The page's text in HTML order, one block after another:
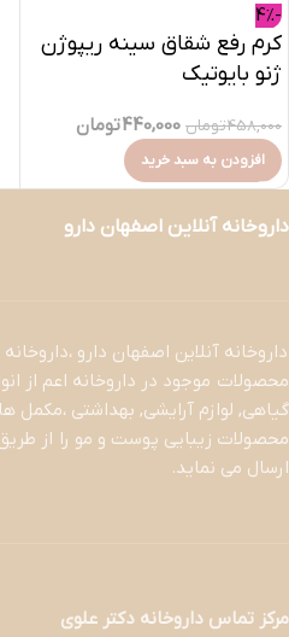
-4%
کرم رفع شقاق سینه ریپوژن
ژنو بایوتیک
458,000تومان 440,000تومان
افزودن به سبد خرید
داروخانه آنلاین اصفهان دارو
داروخانه آنلاین اصفهان دارو
محصولات موجود در داروخانه اعم از
گیاهی, لوازم آرایشی, بهداشتی ،مکمل
محصولات زیبایی پوست و مو را از
ارسال می نماید.
مرکز تماس داروخانه دکتر علوی